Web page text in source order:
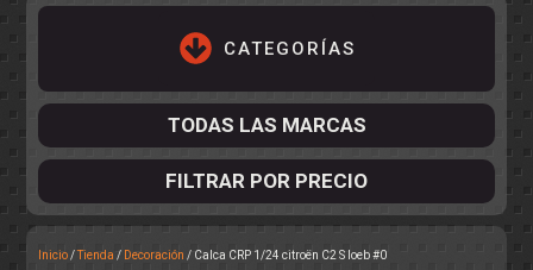
CATEGORÍAS
TODAS LAS MARCAS
FILTRAR POR PRECIO
Inicio/Tienda / Decoración / Calca CRP 1/24 citroën C2 S loeb #0